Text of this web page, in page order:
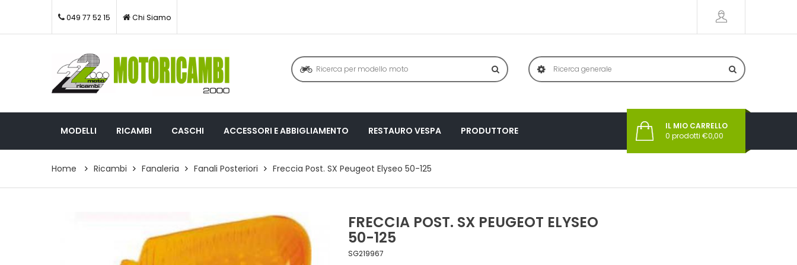
049 77 52 15 Chi Siamo
MODELLI RICAMBI CASCHI ACCESSORI E ABBIGLIAMENTO RESTAURO VESPA PRODUTTORE
IL MIO CARRELLO
0 prodotti €0,00
Home Ricambi Fanaleria Fanali Posteriori Freccia Post. SX Peugeot Elyseo 50-125
FRECCIA POST. SX PEUGEOT ELYSEO
50-125
SG219967